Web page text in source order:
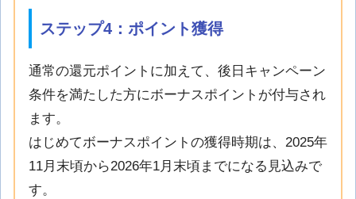
ステップ4：ポイント獲得
通常の還元ポイントに加えて、後日キャンペーン
条件を満たした方にボーナスポイントが付与され
ます。
はじめてボーナスポイントの獲得時期は、2025年
11月末頃から2026年1月末頃までになる見込みで
す。